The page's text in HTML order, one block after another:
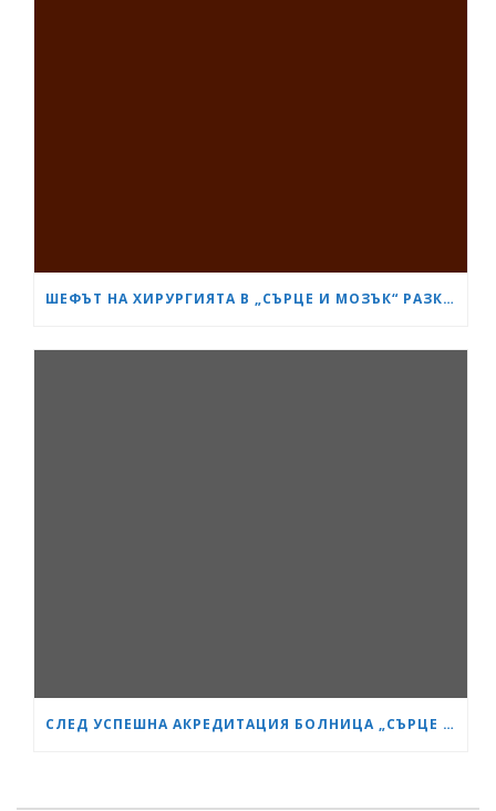
ШЕФЪТ НА ХИРУРГИЯТА В „СЪРЦЕ И МОЗЪК“ РАЗКРИ КАК СА ИЗТРЪГНАЛИ ОТ СМЪРТТА ОЦЕЛЕЛИЯ ОТ КАСАПНИЦАТА НА „ТРАКИЯ“
СЛЕД УСПЕШНА АКРЕДИТАЦИЯ БОЛНИЦА „СЪРЦЕ И МОЗЪК“ СТАНА GESEA DIPLOMA CENTER